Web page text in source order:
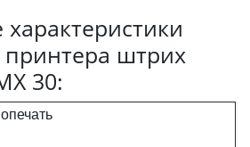
штрих
30: